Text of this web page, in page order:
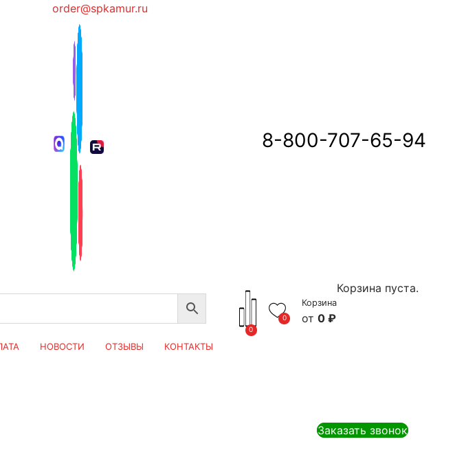
order@spkamur.ru
8-800-707-65-94
0
0
Корзина
0 ₽
Корзина пуста.
НОВОСТИ ОТЗЫВЫ
КОНТАКТЫ
Заказать звонок